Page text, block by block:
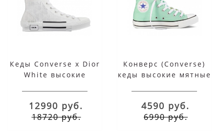
Кеды Converse x Dior
White высокие
12990 руб.
18720 руб.
Конверс (Converse)
кеды высокие мятные
4590 руб.
6990 руб.